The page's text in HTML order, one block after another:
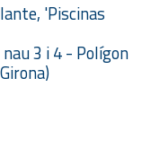
'Piscinas
3 i 4 - Polígon